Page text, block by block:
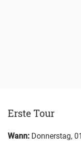
Erste Tour
Wann: Donnerstag,